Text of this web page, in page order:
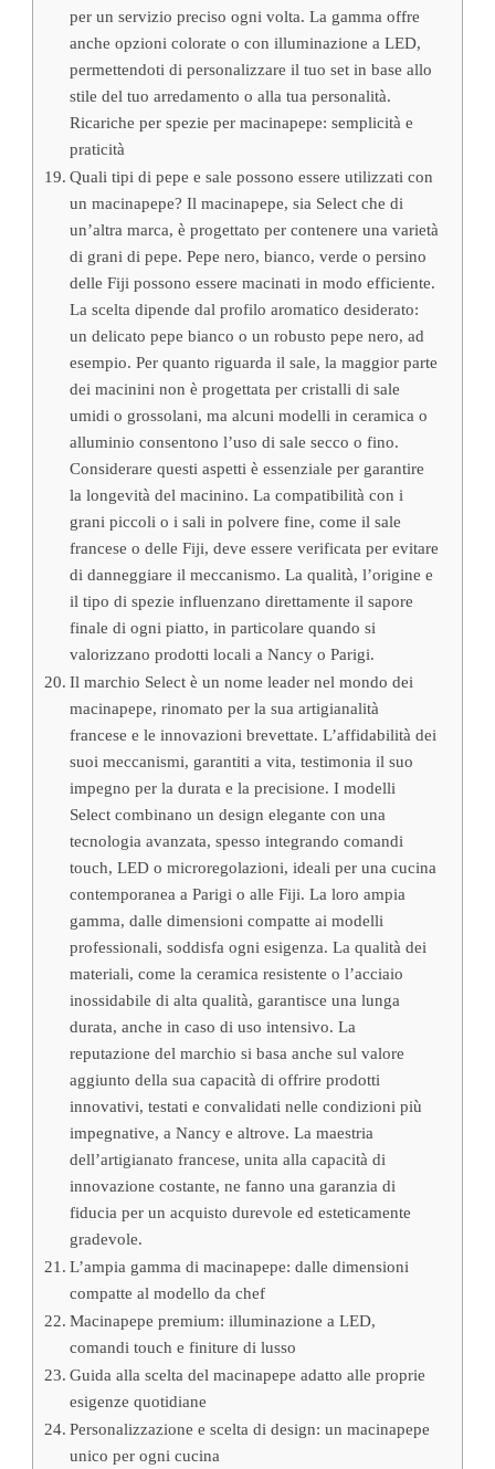
per un servizio preciso ogni volta. La gamma offre
anche opzioni colorate o con illuminazione a LED,
permettendoti di personalizzare il tuo set in base allo
stile del tuo arredamento o alla tua personalità.
Ricariche per spezie per macinapepe: semplicità e
praticità
Quali tipi di pepe e sale possono essere utilizzati con
un macinapepe? Il macinapepe, sia Select che di
un’altra marca, è progettato per contenere una varietà
di grani di pepe. Pepe nero, bianco, verde o persino
delle Fiji possono essere macinati in modo efficiente.
La scelta dipende dal profilo aromatico desiderato:
un delicato pepe bianco o un robusto pepe nero, ad
esempio. Per quanto riguarda il sale, la maggior parte
dei macinini non è progettata per cristalli di sale
umidi o grossolani, ma alcuni modelli in ceramica o
alluminio consentono l’uso di sale secco o fino.
Considerare questi aspetti è essenziale per garantire
la longevità del macinino. La compatibilità con i
grani piccoli o i sali in polvere fine, come il sale
francese o delle Fiji, deve essere verificata per evitare
di danneggiare il meccanismo. La qualità, l’origine e
il tipo di spezie influenzano direttamente il sapore
finale di ogni piatto, in particolare quando si
valorizzano prodotti locali a Nancy o Parigi.
Il marchio Select è un nome leader nel mondo dei
macinapepe, rinomato per la sua artigianalità
francese e le innovazioni brevettate. L’affidabilità dei
suoi meccanismi, garantiti a vita, testimonia il suo
impegno per la durata e la precisione. I modelli
Select combinano un design elegante con una
tecnologia avanzata, spesso integrando comandi
touch, LED o microregolazioni, ideali per una cucina
contemporanea a Parigi o alle Fiji. La loro ampia
gamma, dalle dimensioni compatte ai modelli
professionali, soddisfa ogni esigenza. La qualità dei
materiali, come la ceramica resistente o l’acciaio
inossidabile di alta qualità, garantisce una lunga
durata, anche in caso di uso intensivo. La
reputazione del marchio si basa anche sul valore
aggiunto della sua capacità di offrire prodotti
innovativi, testati e convalidati nelle condizioni più
impegnative, a Nancy e altrove. La maestria
dell’artigianato francese, unita alla capacità di
innovazione costante, ne fanno una garanzia di
fiducia per un acquisto durevole ed esteticamente
gradevole.
L’ampia gamma di macinapepe: dalle dimensioni
compatte al modello da chef
Macinapepe premium: illuminazione a LED,
comandi touch e finiture di lusso
Guida alla scelta del macinapepe adatto alle proprie
esigenze quotidiane
Personalizzazione e scelta di design: un macinapepe
unico per ogni cucina